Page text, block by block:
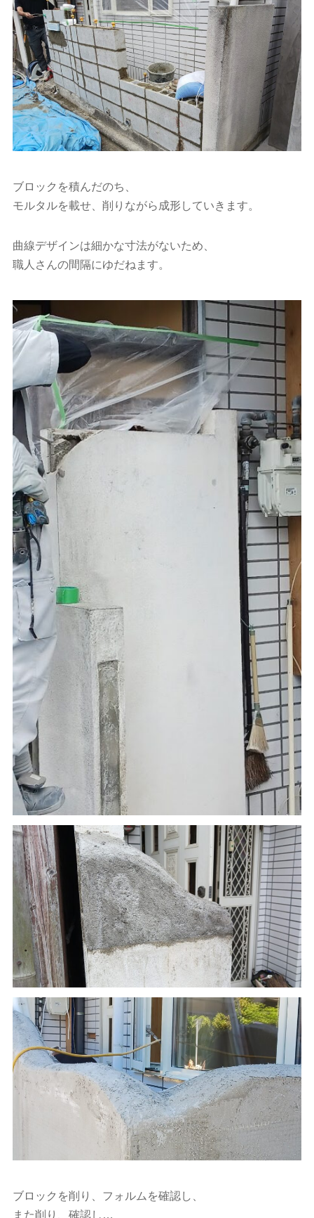
ブロックを積んだのち、
モルタルを載せ、削りながら成形していきます。
曲線デザインは細かな寸法がないため、
職人さんの間隔にゆだねます。
ブロックを削り、フォルムを確認し、
また削り、確認し…